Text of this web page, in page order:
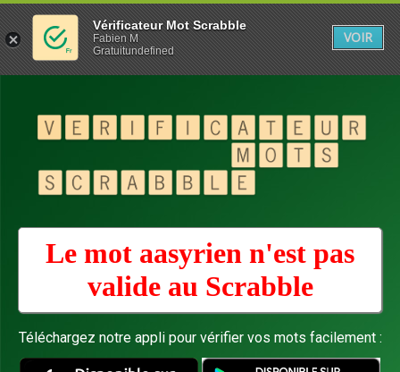
Le mot aasyrien n'est pas
valide au Scrabble
Téléchargez notre appli pour vérifier vos mots facilement :
Vérificateur Mot Scrabble
Fabien M
Gratuitundefined
VOIR